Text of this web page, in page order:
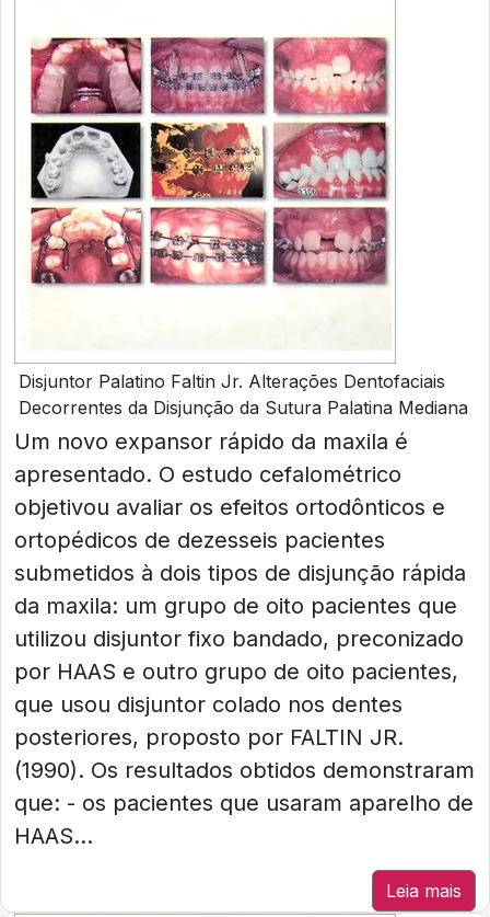
Disjuntor Palatino Faltin Jr. Alterações Dentofaciais
Decorrentes da Disjunção da Sutura Palatina Mediana
Um novo expansor rápido da maxila é
apresentado. O estudo cefalométrico
objetivou avaliar os efeitos ortodônticos e
ortopédicos de dezesseis pacientes
submetidos à dois tipos de disjunção rápida
da maxila: um grupo de oito pacientes que
utilizou disjuntor fixo bandado, preconizado
por HAAS e outro grupo de oito pacientes,
que usou disjuntor colado nos dentes
posteriores, proposto por FALTIN JR.
(1990). Os resultados obtidos demonstraram
que: - os pacientes que usaram aparelho de
HAAS...
Leia mais